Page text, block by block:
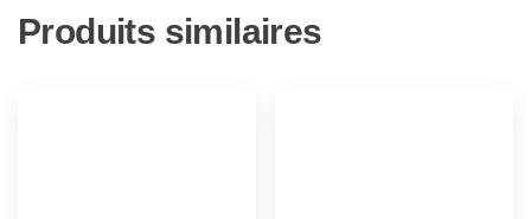
Produits similaires